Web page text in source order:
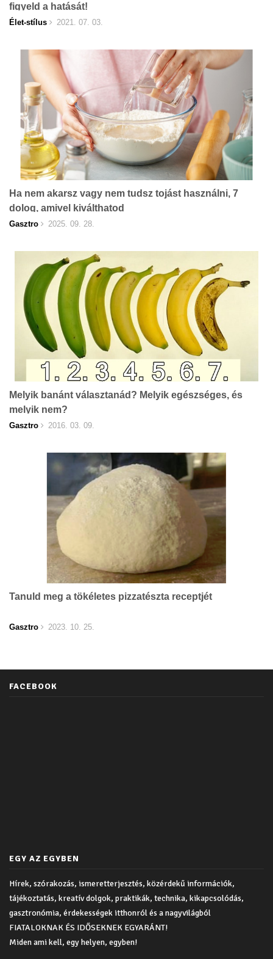
figyeld a hatását!
Élet-stílus 2021. 07. 03.
Ha nem akarsz vagy nem tudsz tojást használni, 7
dolog, amivel kiválthatod
Gasztro 2025. 09. 28.
Melyik banánt választanád? Melyik egészséges, és
melyik nem?
Gasztro 2016. 03. 09.
Tanuld meg a tökéletes pizzatészta receptjét
Gasztro 2023. 10. 25.
FACEBOOK
EGY AZ EGYBEN
Hírek, szórakozás, ismeretterjesztés, közérdekű információk,
tájékoztatás, kreatív dolgok, praktikák, technika, kikapcsolódás,
gasztronómia, érdekességek itthonról és a nagyvilágból
FIATALOKNAK ÉS IDŐSEKNEK EGYARÁNT!
Miden ami kell, egy helyen, egyben!